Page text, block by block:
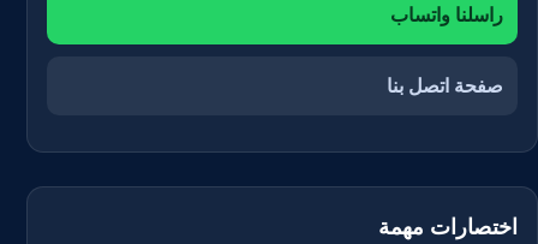
راسلنا واتساب
صفحة اتصل بنا
اختصارات مهمة